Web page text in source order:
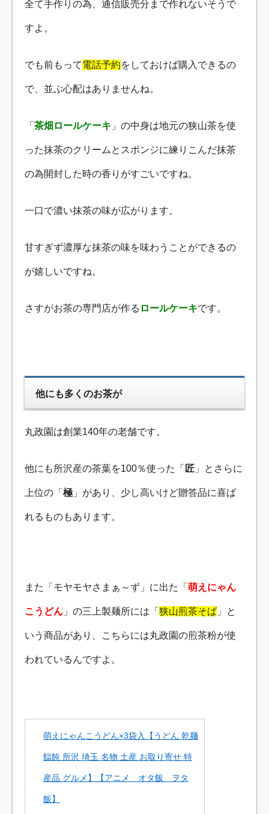
全て手作りの為、通信販売分まで作れないそうで
すよ。
でも前もって電話予約をしておけば購入できるの
で、並ぶ心配はありませんね。
「 茶畑ロールケーキ 」の中身は地元の狭山茶を使
った抹茶のクリームとスポンジに練りこんだ抹茶
の為開封した時の香りがすごいですね。
一口で濃い抹茶の味が広がります。
甘すぎず濃厚な抹茶の味を味わうことができるの
が嬉しいですね。
さすがお茶の専門店が作る ロールケーキです。
他にも多くのお茶が
丸政園は創業140年の老舗です。
他にも所沢産の茶葉を100％使った「 匠 」とさらに
上位の「 極 」があり、少し高いけど贈答品に喜ば
れるものもあります。
また「モヤモヤさまぁ～ず」に出た「 萌えにゃん
こうどん 」の三上製麺所には「 狭山煎茶そば 」と
いう商品があり、こちらには丸政園の煎茶粉が使
われているんですよ。
萌えにゃんこうどん×3袋入【うどん 乾麺
饂飩 所沢 埼玉 名物 土産 お取り寄せ 特
産品 グルメ】【アニメ オタ飯 ヲタ
飯】